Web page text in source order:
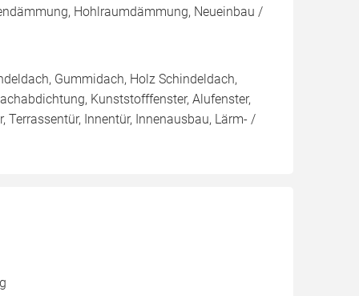
Hohlraumdämmung, Neueinbau /
Gummidach, Holz Schindeldach,
Kunststofffenster, Alufenster,
Terrassentür, Innentür, Innenausbau, Lärm- /